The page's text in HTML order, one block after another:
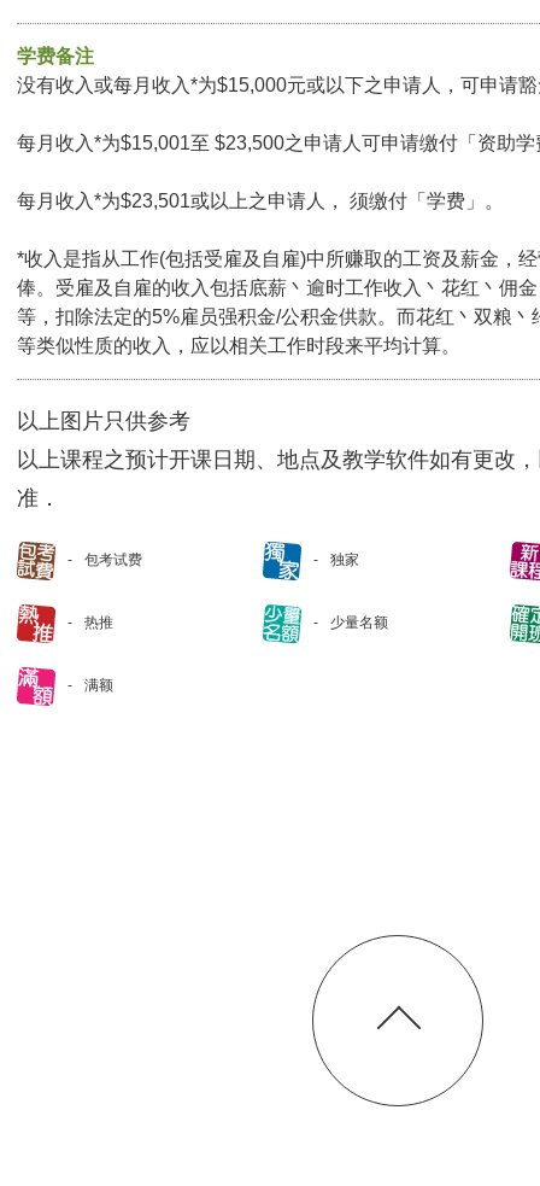
学费备注
没有收入或每月收入*为$15,000元或以下之申请人，可申请
每月收入*为$15,001至 $23,500之申请人可申请缴付「资助学
每月收入*为$23,501或以上之申请人， 须缴付「学费」。
*收入是指从工作(包括受雇及自雇)中所赚取的工资及薪金，
俸。受雇及自雇的收入包括底薪丶逾时工作收入丶花红丶佣
等，扣除法定的5%雇员强积金/公积金供款。而花红丶双粮丶
等类似性质的收入，应以相关工作时段来平均计算。
以上图片只供参考
以上课程之预计开课日期、地点及教学软件如有更改
准．
包考试费 独家
热推 少量名额
满额